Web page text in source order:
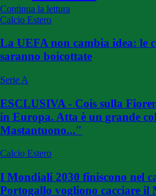
Continua la lettura
Calcio Estero
La UEFA non cambia idea: le
saranno boicottate
Serie A
ESCLUSIVA - Cois sulla
in Europa. Atta è un grande
Mastantuono..."
Calcio Estero
I Mondiali 2030 finiscono nel
Portogallo vogliono cacciare il